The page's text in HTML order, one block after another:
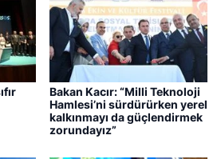
Bakan Kacır: “Milli Teknoloji
Hamlesi’ni sürdürürken yerel
kalkınmayı da güçlendirmek
zorundayız”